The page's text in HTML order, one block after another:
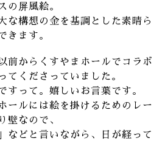
の屏風絵。
な構想の金を基調とした素晴ら
きます。
前からくすやまホールでコラボ
てくださっていました。
すって。嬉しいお言葉です。
ールには絵を掛けるためのレー
壁なので、
などと言いながら、日が経って